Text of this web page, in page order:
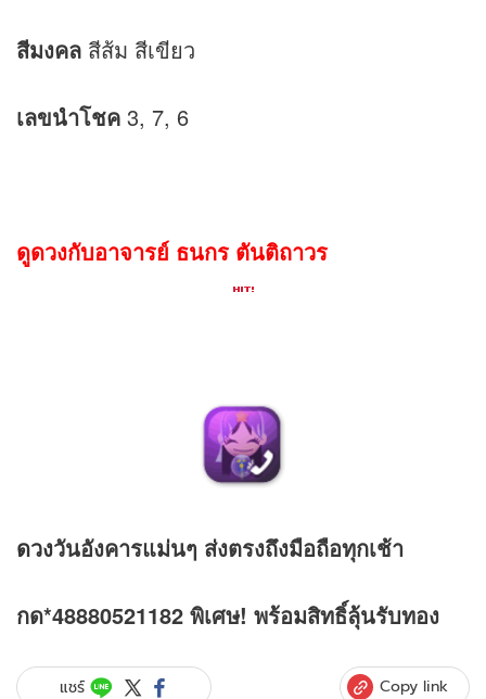
สีมงคล สีส้ม สีเขียว
เลขนำโชค 3, 7, 6
ดูดวงกับอาจารย์ ธนกร ตันติถาวร
ดวงวันอังคารแม่นๆ ส่งตรงถึงมือถือทุกเช้า
กด*48880521182 พิเศษ! พร้อมสิทธิ์ลุ้นรับทอง
แชร์ Copy link